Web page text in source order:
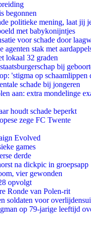
begonnen
politieke mening, laat jij
met babykonijntjes
voor schade door
stak met
lokaal 32 graden
bij
'stigma op schaamlippen
schade bij jongeren
aan: extra mondelinge
houdt schade beperkt
zege FC Twente
Evolved
games
derde
na dickpic in groepsapp
vier gewonden
opvolgt
Ronde van Polen-rit
soldaten voor
op 79-jarige leeftijd